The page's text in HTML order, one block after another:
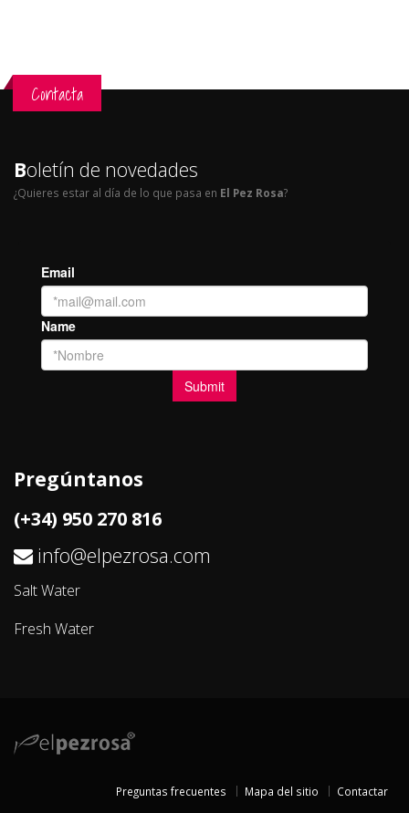
Contacta
Boletín de novedades
¿Quieres estar al día de lo que pasa en El Pez Rosa?
Pregúntanos
(+34) 950 270 816
info@elpezrosa.com
Salt Water
Fresh Water
Preguntas frecuentes Mapa del sitio Contactar